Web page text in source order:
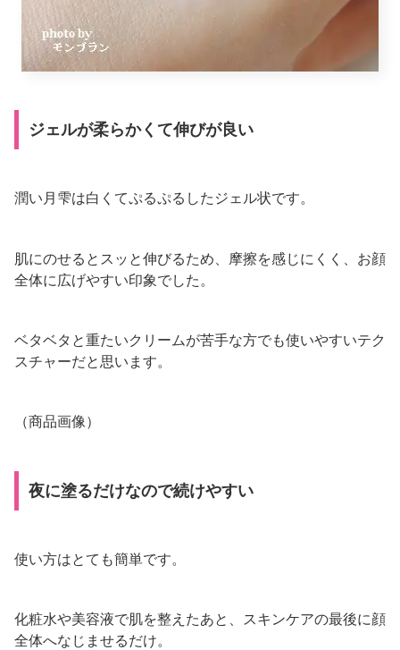
ジェルが柔らかくて伸びが良い
潤い月雫は白くてぷるぷるしたジェル状です。
肌にのせるとスッと伸びるため、摩擦を感じにくく、お顔
全体に広げやすい印象でした。
ベタベタと重たいクリームが苦手な方でも使いやすいテク
スチャーだと思います。
（商品画像）
夜に塗るだけなので続けやすい
使い方はとても簡単です。
化粧水や美容液で肌を整えたあと、スキンケアの最後に顔
全体へなじませるだけ。